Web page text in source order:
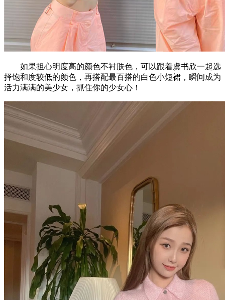
如果担心明度高的颜色不衬肤色，可以跟着虞书欣一起选
择饱和度较低的颜色，再搭配最百搭的白色小短裙，瞬间成为
活力满满的美少女，抓住你的少女心！